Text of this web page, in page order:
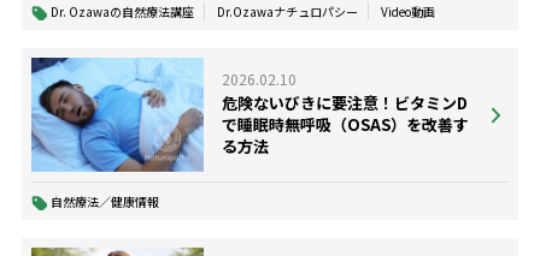
Dr. Ozawaの自然療法講座 Dr.Ozawaナチュロパシー Video動画
2026.02.10
危険ないびきに要注意！ビタミンD
で睡眠時無呼吸（OSAS）を改善す
る方法
自然療法／健康情報